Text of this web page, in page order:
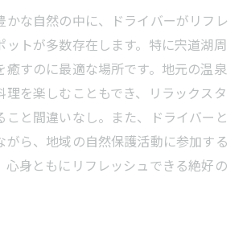
かな自然の中に、ドライバーがリフレ
ットが多数存在します。特に宍道湖周
癒すのに最適な場所です。地元の温泉
理を楽しむこともでき、リラックスタ
こと間違いなし。また、ドライバーと
がら、地域の自然保護活動に参加する
心身ともにリフレッシュできる絶好の